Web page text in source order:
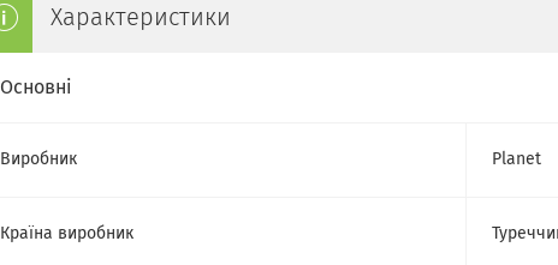
Характеристики
Основні
Виробник Planet
Країна виробник